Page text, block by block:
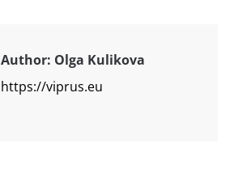
Author: Olga Kulikova
https://viprus.eu